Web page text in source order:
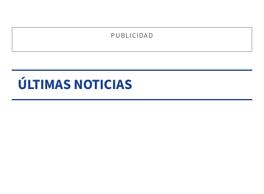
PUBLICIDAD
ÚLTIMAS NOTICIAS